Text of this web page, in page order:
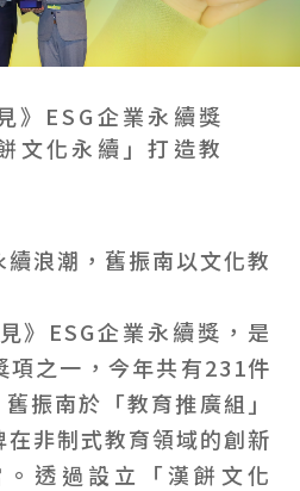
心
會員禮遇
》ESG企業永續獎
化永續」打造教
續浪潮，舊振南以文化教
》ESG企業永續獎，是
項之一，今年共有231件
振南於「教育推廣組」
非制式教育領域的創新
透過設立「漢餅文化